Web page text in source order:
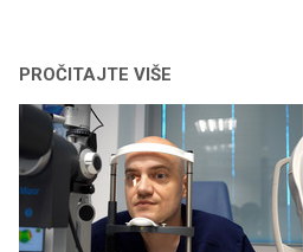
PROČITAJTE VIŠE